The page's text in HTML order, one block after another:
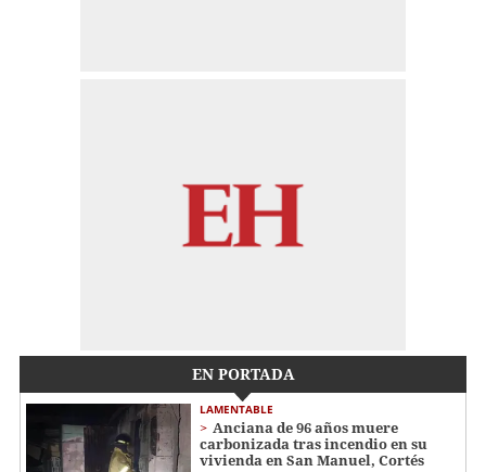
EN PORTADA
LAMENTABLE
Anciana de 96 años muere
carbonizada tras incendio en su
vivienda en San Manuel, Cortés